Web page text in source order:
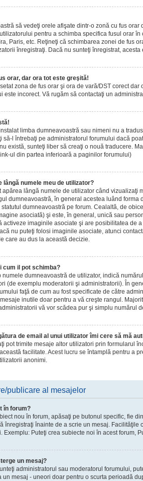
să vedeţi orele afişate dintr-o zonă cu fus orar
pentru a schimba specifica fusul orar
Paris, etc. Reţineţi că schimbarea zonei de fus
înregistraţi. Dacă nu sunteţi înregistrat, acesta
orar, dar ora tot este greşită!
zona de fus orar şi ora de vară/DST corect
este incorect. Vă rugăm să contactaţi un
limba dumneavoastră sau nimeni nu a
să-l întrebaţi pe administratorul forumului dacă
există, sunteţi liber să creaţi o nouă traducere.
ul din partea inferioară a paginilor forumului)
lângă numele meu de utilizator?
apărea lângă numele de utilizator când vizualizaţi
dumneavoastră, în general acestea luând forma
dumneavoastră pe forum. Cealaltă, de
asociată) şi este, în general, unică sau
activeze imaginile asociate şi are posibilitatea de
nu puteţi folosi imaginile asociate, atunci
care au dus la această decizie.
cum il pot schimba?
numele dumneavoastră de utilizator, indică
(de exemplu moderatorii şi administratorii). În
faţă de cum au fost specificate de către
inutile doar pentru a vă creşte rangul.
vă vor scădea pur şi simplu numărul
de email al unui utilizator îmi cere să mă
pot trimite mesaje altor utilizatori prin formularul
facilitate. Acest lucru se întamplă pentru a
anonimi.
publicare al mesajelor
în forum?
nou în forum, apăsaţi pe butonul specific, fie
înregistraţi înainte de a scrie un mesaj. Facilităţile
Exemplu: Puteţi crea subiecte noi în acest forum,
un mesaj?
administratorul sau moderatorul forumului,
un mesaj - uneori doar pentru o scurta perioadă